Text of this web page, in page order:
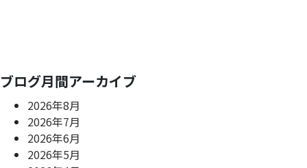
ブログ月間アーカイブ
2026年8月
2026年7月
2026年6月
2026年5月